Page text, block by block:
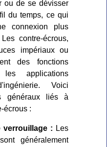
ou de se dévisser
du temps, ce qui
connexion plus
contre-écrous,
impériaux ou
des fonctions
applications
Voici
généraux liés à
écrous :
verrouillage : Les
généralement